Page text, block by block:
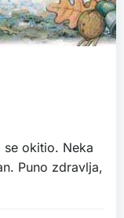
okitio. Neka
Puno zdravlja,